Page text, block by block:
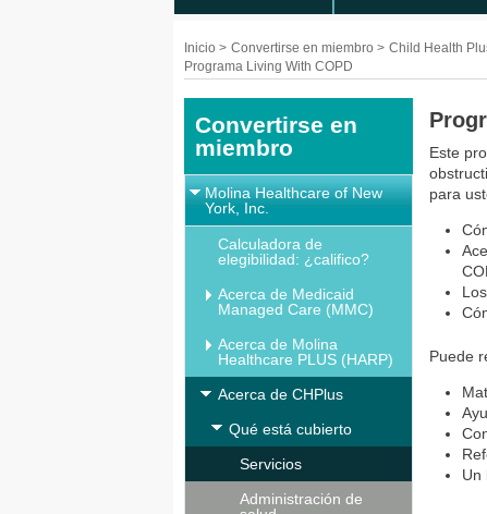
Inicio > Convertirse en miembro > Child Health
Programa Living With COPD
Convertirse en
miembro
Molina Healthcare of New
York, Inc.
Calculadora de
elegibilidad: ¿califico?
Acerca de Medicaid
Managed Care (MMC)
Acerca de Molina
Healthcare PLUS (HARP)
Acerca de CHPlus
Qué está cubierto
Servicios
Administración de
Este
para
Puede
Un